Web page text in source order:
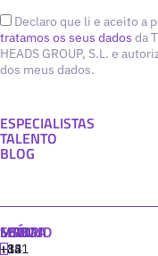
Declaro que li e aceito a
tratamos os seus dados da
HEADS GROUP, S.L. e
dos meus dados.
ESPECIALISTAS
TALENTO
BLOG
MADRID
+34
MIAMI
+1
SEÚL
+82
LISBOA
‪+351